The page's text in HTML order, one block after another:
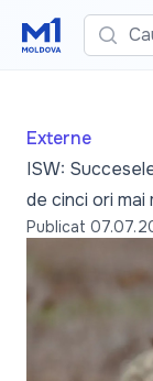
Caută
Externe
ISW:
de cinci ori mai
Publicat